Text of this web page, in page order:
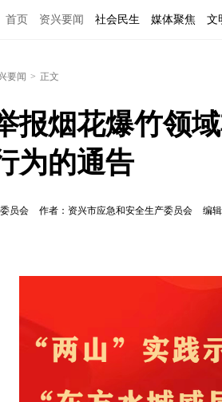
首页 资兴要闻 社会民生 媒体聚焦 文
要闻 > 正文
报烟花爆竹领
为的通告
员会 作者：资兴市应急和安全生产委员会 编